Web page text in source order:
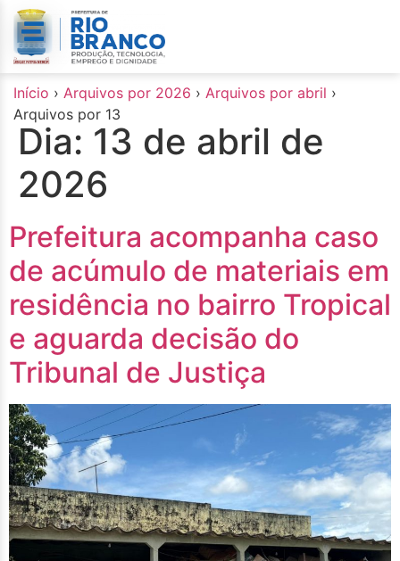
conteúdo
Início › Arquivos por 2026 › Arquivos por abril ›
Arquivos por 13
Dia: 13 de abril de
2026
Prefeitura acompanha caso
de acúmulo de materiais em
residência no bairro Tropical
e aguarda decisão do
Tribunal de Justiça